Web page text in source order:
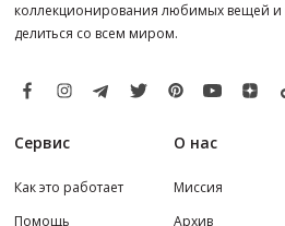
коллекционирования любимых вещей
делиться со всем миром.
Сервис
Как это работает
Помощь
О нас
Миссия
Архив